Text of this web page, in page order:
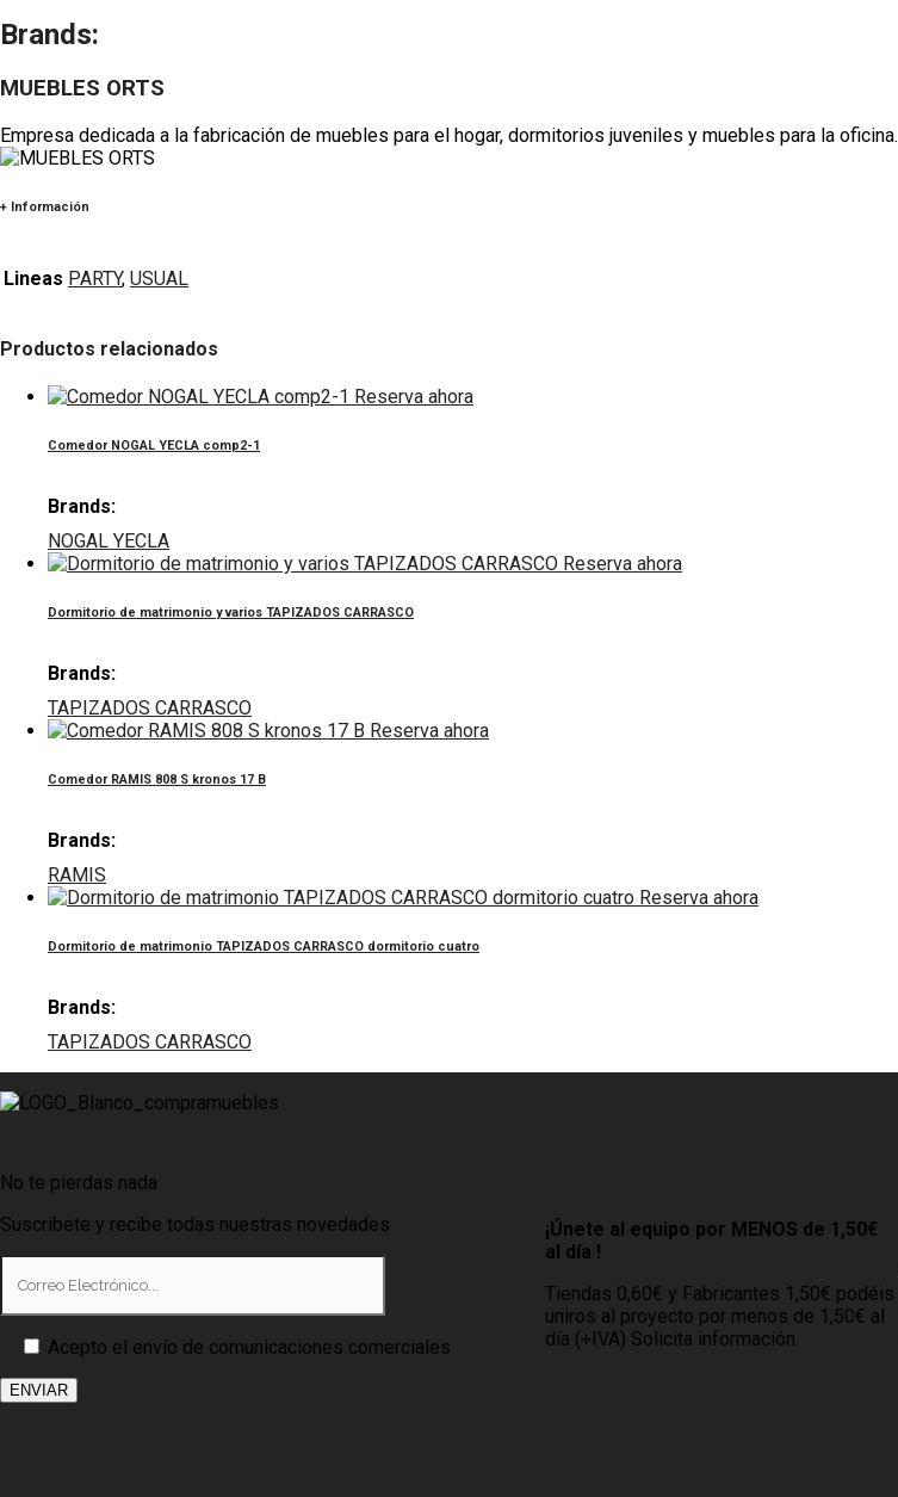
Brands:
MUEBLES ORTS
Empresa dedicada a la fabricación de muebles para el hogar, dormitorios juveniles y muebles para la oficina.
+ Información
Lineas PARTY, USUAL
Productos relacionados
Reserva ahora
Comedor NOGAL YECLA comp2-1
Brands:
NOGAL YECLA
Reserva ahora
Dormitorio de matrimonio y varios TAPIZADOS CARRASCO
Brands:
TAPIZADOS CARRASCO
Reserva ahora
Comedor RAMIS 808 S kronos 17 B
Brands:
RAMIS
Reserva ahora
Dormitorio de matrimonio TAPIZADOS CARRASCO dormitorio cuatro
Brands:
TAPIZADOS CARRASCO
No te pierdas nada
Suscribete y recibe todas nuestras novedades
Acepto el envío de comunicaciones comerciales
¡Únete al equipo por MENOS de 1,50€
al día !
Tiendas 0,60€ y Fabricantes 1,50€ podéis
uniros al proyecto por menos de 1,50€ al
día (+IVA) Solicita información.